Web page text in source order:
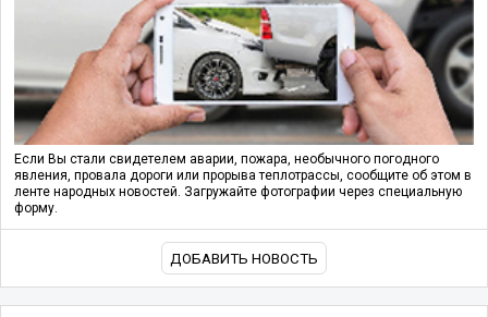
Если Вы стали свидетелем аварии, пожара, необычного погодного
явления, провала дороги или прорыва теплотрассы, сообщите об этом в
ленте народных новостей. Загружайте фотографии через специальную
форму.
ДОБАВИТЬ НОВОСТЬ